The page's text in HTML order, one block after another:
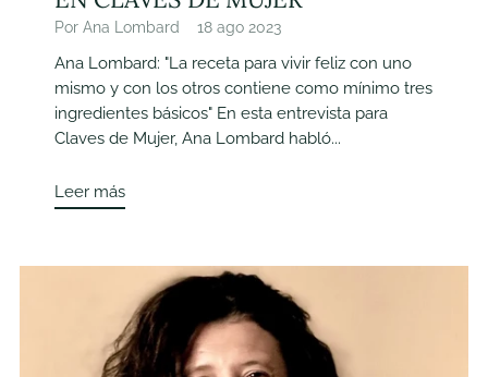
Por Ana Lombard 18 ago 2023
Ana Lombard: "La receta para vivir feliz con uno
mismo y con los otros contiene como mínimo tres
ingredientes básicos" En esta entrevista para
Claves de Mujer, Ana Lombard habló...
Leer más